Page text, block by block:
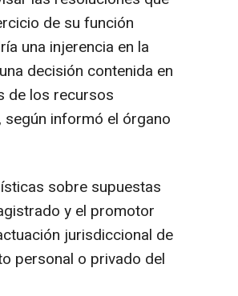
de su función
una injerencia en la
decisión contenida en
de los recursos
informó el órgano
sobre supuestas
y el promotor
jurisdiccional de
personal o privado del